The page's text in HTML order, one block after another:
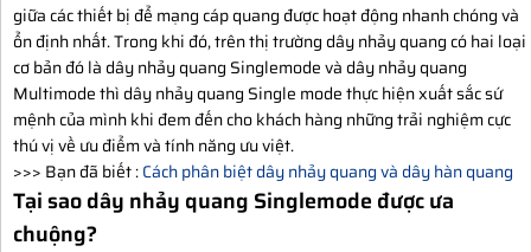
giữa các thiết bị để mạng cáp quang được hoạt động nhanh chóng và
ổn định nhất. Trong khi đó, trên thị trường dây nhảy quang có hai loại
cơ bản đó là dây nhảy quang Singlemode và dây nhảy quang
Multimode thì dây nhảy quang Single mode thực hiện xuất sắc sứ
mệnh của mình khi đem đến cho khách hàng những trải nghiệm cực
thú vị về ưu điểm và tính năng ưu việt.
>>> Bạn đã biết :Cách phân biệt dây nhảy quang và dây hàn quang
Tại sao dây nhảy quang Singlemode được ưa
chuộng?